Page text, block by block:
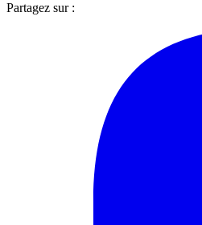
Partagez sur :